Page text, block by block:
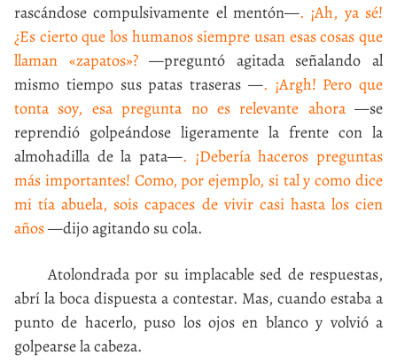
rascándose compulsivamente el mentón—. ¡Ah, ya sé!
¿Es cierto que los humanos siempre usan esas cosas que
llaman «zapatos»?—preguntó agitada señalando al
mismo tiempo sus patas traseras —. ¡Argh! Pero que
tonta soy, esa pregunta no es relevante ahora—se
reprendió golpeándose ligeramente la frente con la
almohadilla de la pata—. ¡Debería haceros preguntas
más importantes! Como, por ejemplo, si tal y como dice
mi tía abuela, sois capaces de vivir casi hasta los cien
años—dijo agitando su cola.
Atolondrada por su implacable sed de respuestas,
abrí la boca dispuesta a contestar. Mas, cuando estaba a
punto de hacerlo, puso los ojos en blanco y volvió a
golpearse la cabeza.